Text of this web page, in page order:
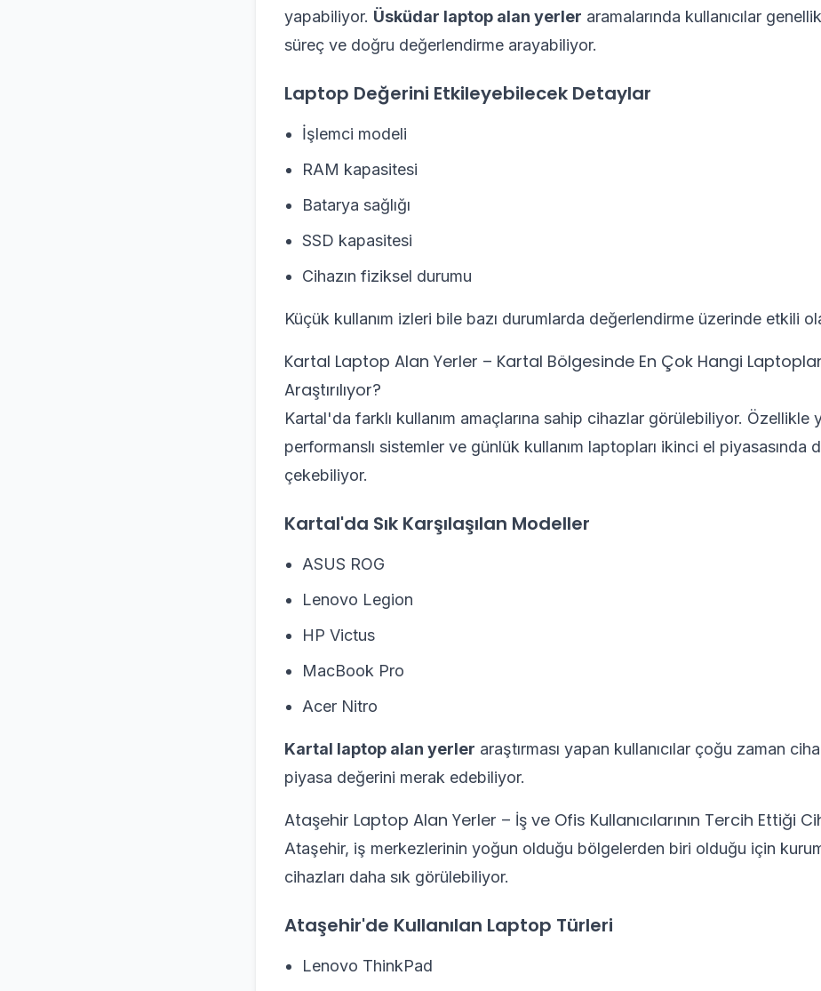
yapabiliyor. Üsküdar laptop alan yerler aramalarında kullanıcılar
süreç ve doğru değerlendirme arayabiliyor.
Laptop Değerini Etkileyebilecek Detaylar
İşlemci modeli
RAM kapasitesi
Batarya sağlığı
SSD kapasitesi
Cihazın fiziksel durumu
Küçük kullanım izleri bile bazı durumlarda değerlendirme üzerinde etkili
Kartal Laptop Alan Yerler – Kartal Bölgesinde En Çok Hangi Laptoplar
Araştırılıyor?
Kartal'da farklı kullanım amaçlarına sahip cihazlar görülebiliyor. Özellikle
performanslı sistemler ve günlük kullanım laptopları ikinci el piyasasında
çekebiliyor.
Kartal'da Sık Karşılaşılan Modeller
ASUS ROG
Lenovo Legion
HP Victus
MacBook Pro
Acer Nitro
Kartal laptop alan yerler araştırması yapan kullanıcılar çoğu zaman
piyasa değerini merak edebiliyor.
Ataşehir Laptop Alan Yerler – İş ve Ofis Kullanıcılarının Tercih Ettiği
Ataşehir, iş merkezlerinin yoğun olduğu bölgelerden biri olduğu için
cihazları daha sık görülebiliyor.
Ataşehir'de Kullanılan Laptop Türleri
Lenovo ThinkPad